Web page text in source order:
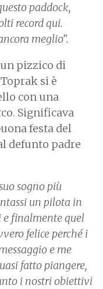
paddock,
record qui.
meglio".
pizzico di
si è
con una
Significava
festa del
defunto padre
sogno più
un pilota in
e finalmente quel
felice perché i
e me
fatto piangere,
i nostri obiettivi